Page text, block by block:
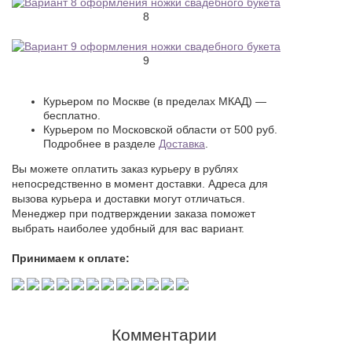
8
9
Курьером по Москве (в пределах МКАД) —
бесплатно.
Курьером по Московской области от 500 руб.
Подробнее в разделе Доставка.
Вы можете оплатить заказ курьеру в рублях
непосредственно в момент доставки. Адреса для
вызова курьера и доставки могут отличаться.
Менеджер при подтверждении заказа поможет
выбрать наиболее удобный для вас вариант.
Принимаем к оплате:
Комментарии